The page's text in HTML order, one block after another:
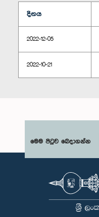
දිනය
2022-12-05
2022-10-21
මෙම පිටුව බෙදාගන්න